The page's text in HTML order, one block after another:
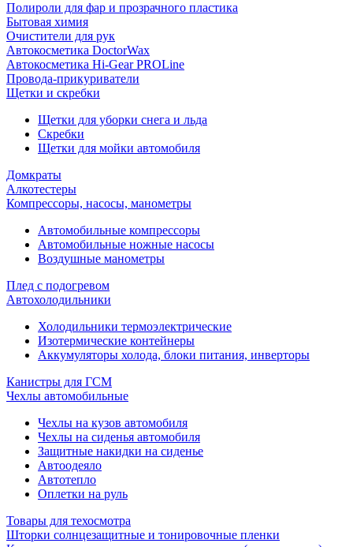
Полироли для фар и прозрачного пластика
Бытовая химия
Очистители для рук
Автокосметика DoctorWax
Автокосметика Hi-Gear PROLine
Провода-прикуриватели
Щетки и скребки
Щетки для уборки снега и льда
Скребки
Щетки для мойки автомобиля
Домкраты
Алкотестеры
Компрессоры, насосы, манометры
Автомобильные компрессоры
Автомобильные ножные насосы
Воздушные манометры
Плед с подогревом
Автохолодильники
Холодильники термоэлектрические
Изотермические контейнеры
Аккумуляторы холода, блоки питания, инверторы
Канистры для ГСМ
Чехлы автомобильные
Чехлы на кузов автомобиля
Чехлы на сиденья автомобиля
Защитные накидки на сиденье
Автоодеяло
Автотепло
Оплетки на руль
Товары для техосмотра
Шторки солнцезащитные и тонировочные пленки